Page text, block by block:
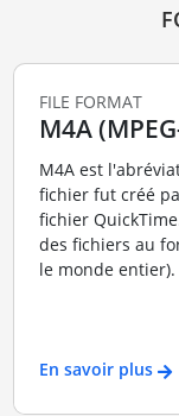
FILE FORMAT
M4A
M4A est
fichier fut créé
fichier
des fichiers au
le monde entier).
En savoir plus